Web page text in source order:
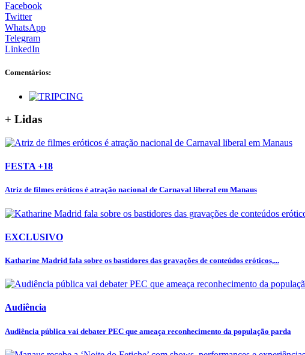
Facebook
Twitter
WhatsApp
Telegram
LinkedIn
Comentários:
+ Lidas
FESTA +18
Atriz de filmes eróticos é atração nacional de Carnaval liberal em Manaus
EXCLUSIVO
Katharine Madrid fala sobre os bastidores das gravações de conteúdos eróticos,...
Audiência
Audiência pública vai debater PEC que ameaça reconhecimento da população parda